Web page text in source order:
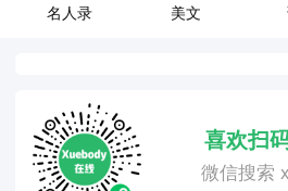
名人录 美文
喜欢扫
微信搜索